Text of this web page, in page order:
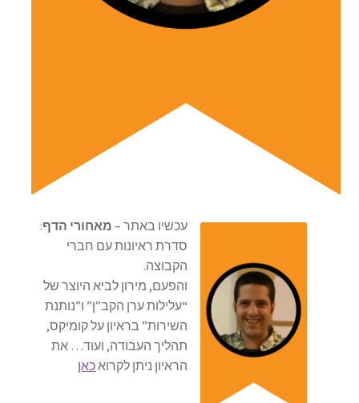
עכשיו באתר – מאחורי הדף:
סדרת ראיונות עם חברי
הקבוצה.
והפעם, מירון לביא היוצר של
“עלילות ערן הקב”ן” ו”נותנת
השירות” בראיון על קומיקס,
תהליך העבודה, ועוד… את
הראיון ניתן לקרואכאן